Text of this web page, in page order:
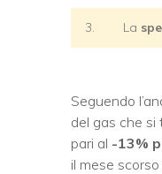
3. La
Seguendo
del gas che
pari al -13%
il mese